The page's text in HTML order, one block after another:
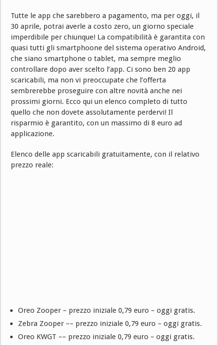
Tutte le app che sarebbero a pagamento, ma per oggi, il
30 aprile, potrai averle a costo zero, un giorno speciale
imperdibile per chiunque! La compatibilità è garantita con
quasi tutti gli smartphoone del sistema operativo Android,
che siano smartphone o tablet, ma sempre meglio
controllare dopo aver scelto l’app. Ci sono ben 20 app
scaricabili, ma non vi preoccupate che l’offerta
sembrerebbe proseguire con altre novità anche nei
prossimi giorni. Ecco qui un elenco completo di tutto
quello che non dovete assolutamente perdervi! Il
risparmio è garantito, con un massimo di 8 euro ad
applicazione.
Elenco delle app scaricabili gratuitamente, con il relativo
prezzo reale:
Oreo Zooper – prezzo iniziale 0,79 euro – oggi gratis.
Zebra Zooper –– prezzo iniziale 0,79 euro – oggi gratis.
Oreo KWGT –– prezzo iniziale 0,79 euro – oggi gratis.